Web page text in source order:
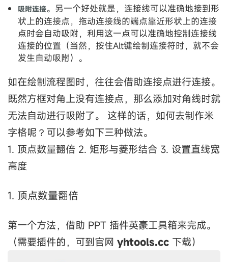
吸附连接。另一个好处就是，连接线可以准确地接到形
状上的连接点，拖动连接线的端点靠近形状上的连接
点时会自动吸附，利用这一点可以准确地控制连接线
连接的位置（当然，按住Alt键绘制连接符时，就不会
发生自动吸附）。
如在绘制流程图时，往往会借助连接点进行连接。
既然方框对角上没有连接点，那么添加对角线时就
无法自动进行吸附了。 这样的话，如何去制作米
字格呢？可以参考如下三种做法。
1. 顶点数量翻倍 2. 矩形与菱形结合 3. 设置直线宽
高度
1. 顶点数量翻倍
第一个方法，借助 PPT 插件英豪工具箱来完成。
（需要插件的，可到官网 yhtools.cc 下载）